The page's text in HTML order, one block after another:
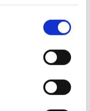
services.